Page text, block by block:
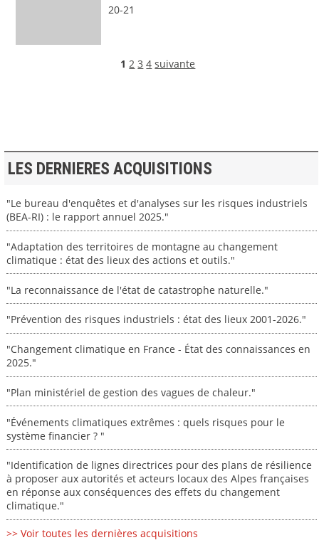
20-21
1 2 3 4 suivante
LES DERNIERES ACQUISITIONS
"Le bureau d'enquêtes et d'analyses sur les risques industriels
(BEA-RI) : le rapport annuel 2025."
"Adaptation des territoires de montagne au changement
climatique : état des lieux des actions et outils."
"La reconnaissance de l'état de catastrophe naturelle."
"Prévention des risques industriels : état des lieux 2001-2026."
"Changement climatique en France - État des connaissances en
2025."
"Plan ministériel de gestion des vagues de chaleur."
"Événements climatiques extrêmes : quels risques pour le
système financier ? "
"Identification de lignes directrices pour des plans de résilience
à proposer aux autorités et acteurs locaux des Alpes françaises
en réponse aux conséquences des effets du changement
climatique."
>> Voir toutes les dernières acquisitions